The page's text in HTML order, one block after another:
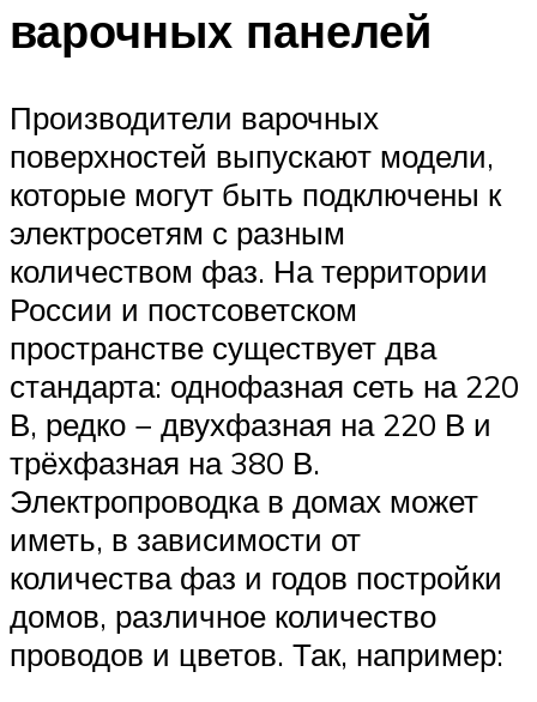
варочных панелей
Производители варочных
поверхностей выпускают модели,
которые могут быть подключены к
электросетям с разным
количеством фаз. На территории
России и постсоветском
пространстве существует два
стандарта: однофазная сеть на 220
В, редко − двухфазная на 220 В и
трёхфазная на 380 В.
Электропроводка в домах может
иметь, в зависимости от
количества фаз и годов постройки
домов, различное количество
проводов и цветов. Так, например: